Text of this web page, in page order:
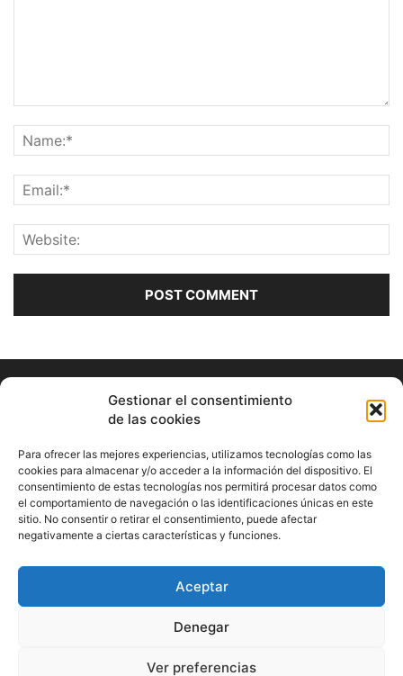
Gestionar el consentimiento
de las cookies
Para ofrecer las mejores experiencias, utilizamos tecnologías como las
cookies para almacenar y/o acceder a la información del dispositivo. El
consentimiento de estas tecnologías nos permitirá procesar datos como
el comportamiento de navegación o las identificaciones únicas en este
sitio. No consentir o retirar el consentimiento, puede afectar
negativamente a ciertas características y funciones.
Aceptar
Denegar
Ver preferencias
ABOUT US
Información Cultural de Málaga y otros de interés general
Contact us:musicamalaga55@gmail.com
FOLLOW US